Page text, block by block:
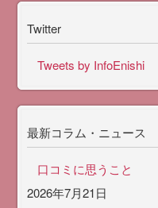
Twitter
Tweets by InfoEnishi
最新コラム・ニュース
口コミに思うこと
2026年7月21日